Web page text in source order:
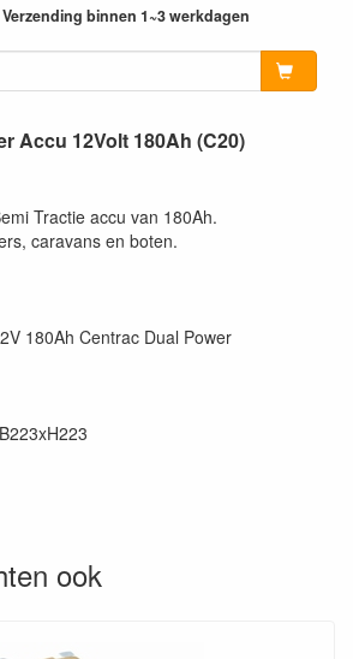
binnen 1~3 werkdagen
Accu 12Volt 180Ah (C20)
Tractie accu van 180Ah.
caravans en boten.
180Ah Centrac Dual Power
ook